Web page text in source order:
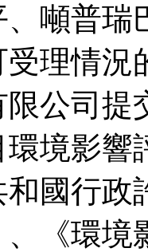
噸普瑞
理情況
公司提
境影
國行政
《環境